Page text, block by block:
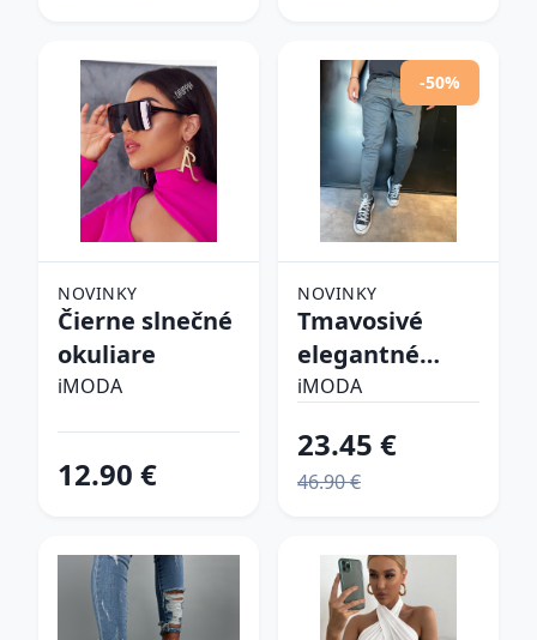
NOVINKY
Čierne slnečné
okuliare
iMODA
12.90 €
-50%
NOVINKY
Tmavosivé
elegantné
nohavice
iMODA
23.45 €
46.90 €